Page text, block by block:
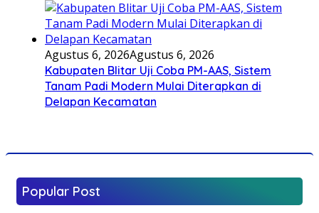
Agustus 6, 2026Agustus 6, 2026
Kabupaten Blitar Uji Coba PM-AAS, Sistem
Tanam Padi Modern Mulai Diterapkan di
Delapan Kecamatan
Popular Post